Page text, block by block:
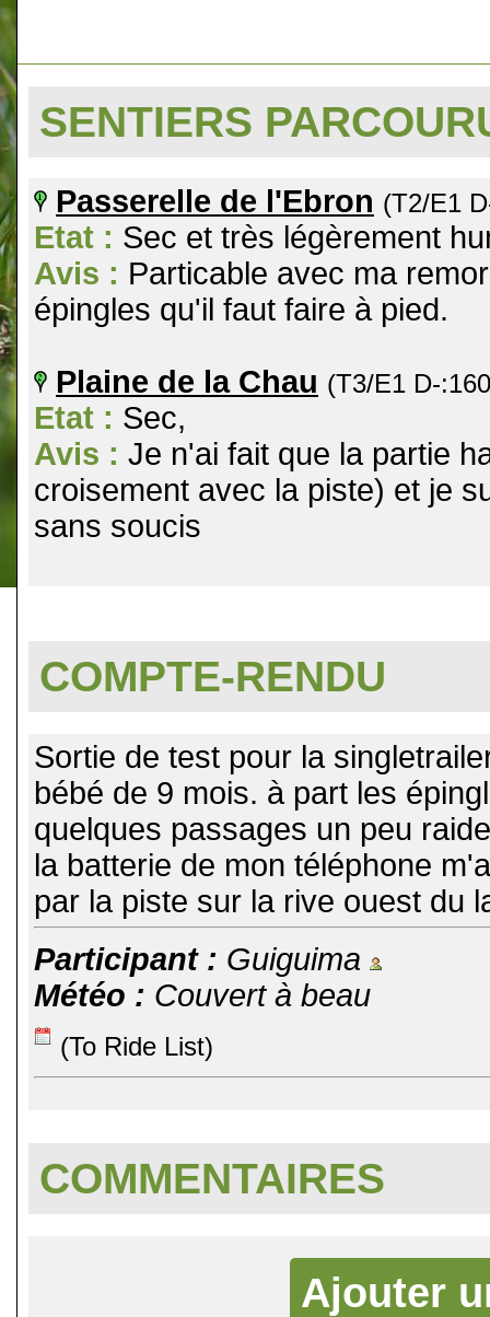
SENTIERS
Passerelle de l'Ebron (T2/E1
Etat : Sec et très légèrement
Avis : Particable avec ma
épingles qu'il faut faire à pied.
Plaine de la Chau (T3/E1 D-
Etat : Sec,
Avis : Je n'ai fait que la partie
croisement avec la piste) et je
sans soucis
COMPTE-RENDU
Sortie de test pour la
bébé de 9 mois. à part les
quelques passages un peu
la batterie de mon téléphone
par la piste sur la rive ouest du
Participant : Guiguima
Météo : Couvert à beau
(To Ride List)
COMMENTAIRES
Ajouter